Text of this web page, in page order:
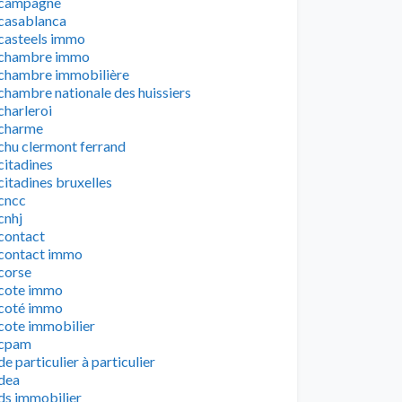
immo
immo
immobilière
nationale des huissiers
clermont ferrand
bruxelles
immo
immo
immo
immobilier
particulier à particulier
immobilier